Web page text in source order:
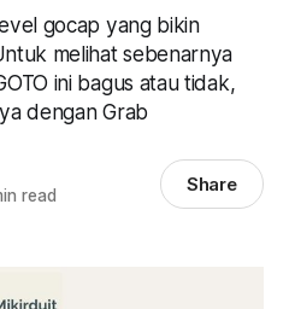
gocap yang bikin
melihat sebenarnya
ini bagus atau tidak,
dengan Grab
read Share